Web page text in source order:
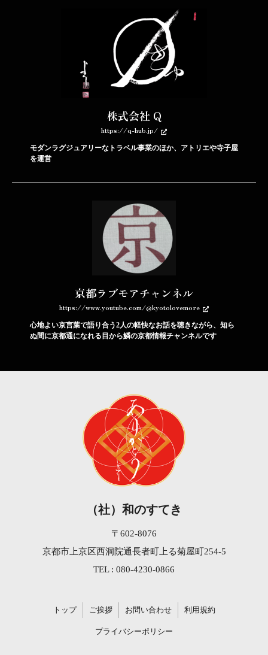
株式会社 Q
https://q-hub.jp/
モダンラグジュアリーなトラベル事業のほか、アトリエや寺子屋
を運営
京都ラブモアチャンネル
https://www.youtube.com/@kyotolovemore
心地よい京言葉で語り合う2人の軽快なお話を聴きながら、知ら
ぬ間に京都通になれる目から鱗の京都情報チャンネルです
（社）和のすてき
〒602-8076
京都市上京区西洞院通長者町上る菊屋町254-5
TEL : 080-4230-0866
トップ ご挨拶 お問い合わせ 利用規約
プライバシーポリシー